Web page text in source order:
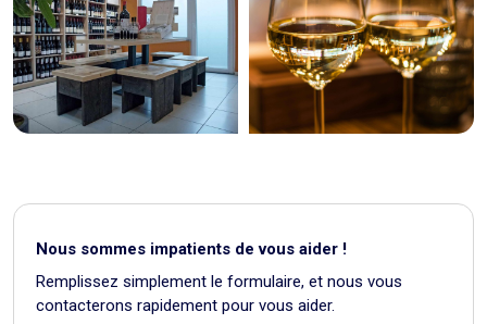
Nous sommes impatients de vous aider !
Remplissez simplement le formulaire, et nous vous
contacterons rapidement pour vous aider.